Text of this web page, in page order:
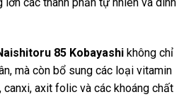
các thành phần tự nhiên và dinh
85 Kobayashi không chỉ
mà còn bổ sung các loại vitamin
canxi, axit folic và các khoáng chất